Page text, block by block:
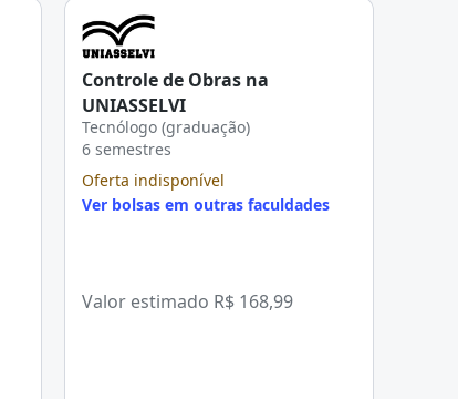
Controle de Obras na
UNIASSELVI
Tecnólogo (graduação)
6 semestres
Oferta indisponível
Ver bolsas em outras faculdades
Valor estimado R$ 168,99